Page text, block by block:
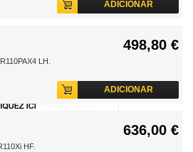
ADICIONAR
LH.
498,80 €
ADICIONAR
HF.
636,00 €